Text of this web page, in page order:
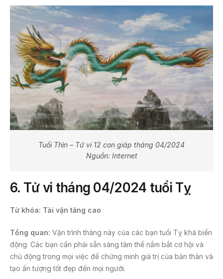
Tuổi Thìn – Tử vi 12 con giáp tháng 04/2024
Nguồn: Internet
6. Tử vi tháng 04/2024 tuổi Tỵ
Từ khóa: Tài vận tăng cao
Tổng quan: Vận trình tháng này của các bạn tuổi Tỵ khá biến
động. Các bạn cần phải sẵn sàng tâm thế nắm bắt cơ hội và
chủ động trong mọi việc để chứng minh giá trị của bản thân và
tạo ấn tượng tốt đẹp đến mọi người.